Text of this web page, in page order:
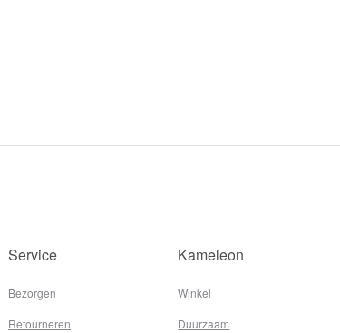
Service
Bezorgen
Retourneren
Kameleon
Winkel
Duurzaam